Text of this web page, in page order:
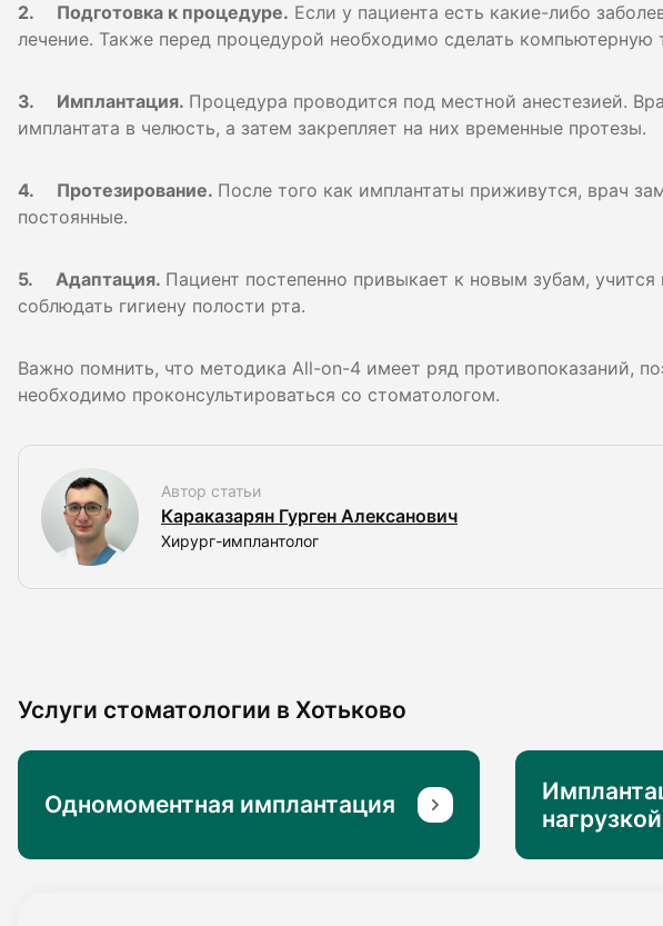
2. Подготовка к процедуре. Если у пациента есть какие-либо
лечение. Также перед процедурой необходимо сделать
3. Имплантация. Процедура проводится под местной анестезией.
имплантата в челюсть, а затем закрепляет на них временные протезы.
4. Протезирование. После того как имплантаты приживутся, врач
постоянные.
5. Адаптация. Пациент постепенно привыкает к новым зубам,
соблюдать гигиену полости рта.
Важно помнить, что методика All-on-4 имеет ряд противопоказаний,
необходимо проконсультироваться со стоматологом.
Автор статьи
Караказарян Гурген Алексанович
Хирург-имплантолог
Услуги стоматологии в Хотьково
Одномоментная имплантация
нагрузкой